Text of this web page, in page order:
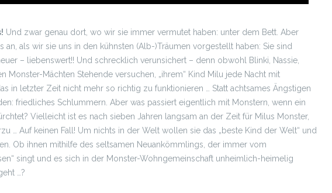
Und zwar genau dort, wo wir sie immer vermutet haben: unter dem Bett. Aber
an, als wir sie uns in den kühnsten (Alb-)Träumen vorgestellt haben: Sie sind
– liebenswert!! Und schrecklich verunsichert – denn obwohl Blinki, Nassie,
Monster-Mächten Stehende versuchen, „ihrem“ Kind Milu jede Nacht mit
in letzter Zeit nicht mehr so richtig zu funktionieren … Statt achtsames Ängstigen
friedliches Schlummern. Aber was passiert eigentlich mit Monstern, wenn ein
Vielleicht ist es nach sieben Jahren langsam an der Zeit für Milus Monster,
… Auf keinen Fall! Um nichts in der Welt wollen sie das „beste Kind der Welt“ und
Ob ihnen mithilfe des seltsamen Neuankömmlings, der immer vom
singt und es sich in der Monster-Wohngemeinschaft unheimlich-heimelig
…?